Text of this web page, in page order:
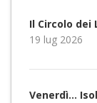
Il Circolo dei
19 lug 2026
Venerdì…